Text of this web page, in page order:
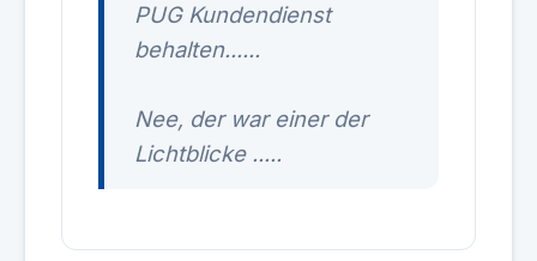
PUG Kundendienst
behalten......
Nee, der war einer der
Lichtblicke .....